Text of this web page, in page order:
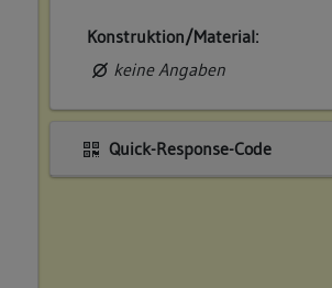
Konstruktion/Material:
keine Angaben
Quick-Response-Code